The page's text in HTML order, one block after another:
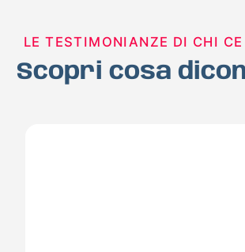
LE TESTIMONIANZE DI CHI
Scopri cosa